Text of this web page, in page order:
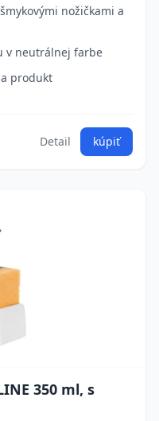
nožičkami a
v neutrálnej farbe
produkt
Detail kúpiť
350 ml, s